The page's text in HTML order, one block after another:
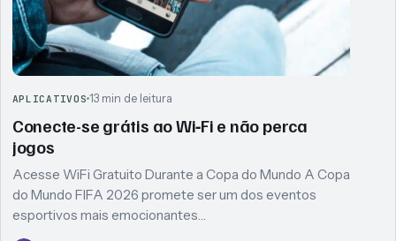
APLICATIVOS 13 min de leitura
Conecte-se grátis ao Wi‑Fi e não perca
jogos
Acesse WiFi Gratuito Durante a Copa do Mundo A Copa
do Mundo FIFA 2026 promete ser um dos eventos
esportivos mais emocionantes…